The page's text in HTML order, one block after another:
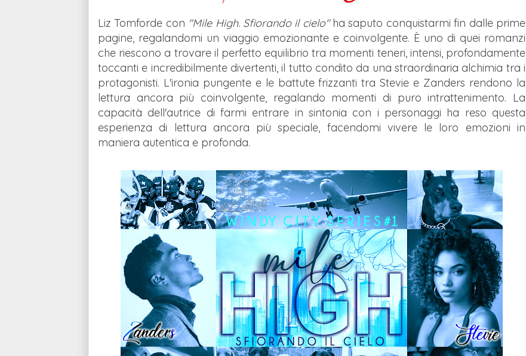
Liz Tomforde con "Mile High. Sfiorando il cielo"ha saputo conquistarmi fin dalle prime
pagine, regalandomi un viaggio emozionante e coinvolgente. È uno di quei romanzi
che riescono a trovare il perfetto equilibrio tra momenti teneri, intensi, profondamente
toccanti e incredibilmente divertenti, il tutto condito da una straordinaria alchimia tra i
protagonisti. L'ironia pungente e le battute frizzanti tra Stevie e Zanders rendono la
lettura ancora più coinvolgente, regalando momenti di puro intrattenimento. La
capacità dell'autrice di farmi entrare in sintonia con i personaggi ha reso questa
esperienza di lettura ancora più speciale, facendomi vivere le loro emozioni in
maniera autentica e profonda.